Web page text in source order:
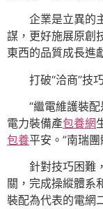
企業是立異的
謀，更好施展原創
東西的品質成長進
打破“洽商”技
“繼電維護裝
電力裝備產包養網
包養平安。”南瑞
針對技巧困難
關，完成操縱體系
裝配為代表的電網